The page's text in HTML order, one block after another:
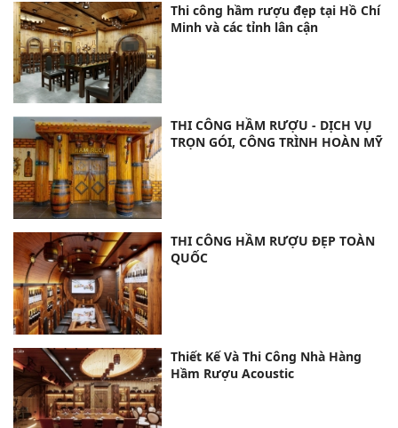
Thi công hầm rượu đẹp tại Hồ Chí
Minh và các tỉnh lân cận
THI CÔNG HẦM RƯỢU - DỊCH VỤ
TRỌN GÓI, CÔNG TRÌNH HOÀN MỸ
THI CÔNG HẦM RƯỢU ĐẸP TOÀN
QUỐC
Thiết Kế Và Thi Công Nhà Hàng
Hầm Rượu Acoustic